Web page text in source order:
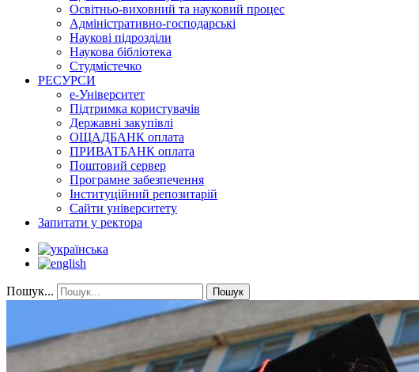
Освітньо-виховний та науковий процес
Адміністративно-господарські
Наукові підрозділи
Наукова бібліотека
Студмістечко
РЕСУРСИ
е-Університет
Підтримка користувачів
Державні закупівлі
ОЩАДБАНК оплата
ПРИВАТБАНК оплата
Поштовий сервер
Програмне забезпечення
Інституційний репозитарій
Сайти університету
Запитати у ректора
Пошук... Пошук